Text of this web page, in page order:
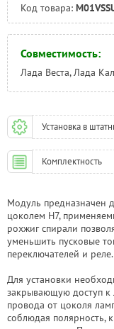
Код товара:
Совместимость:
Лада Веста, Лада
Установка в
Комплектность
Модуль предназначен
цоколем H7,
рохжиг спирали
уменьшить пусковые
переключателей и реле.
Для установки
закрывающую доступ к
провода от цоколя
соблюдая полярность,